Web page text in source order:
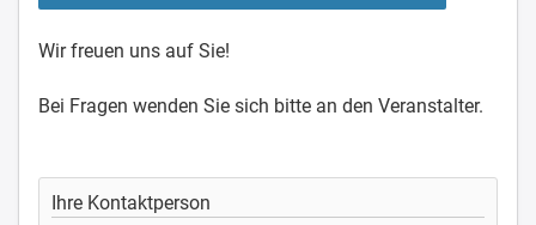
Wir freuen uns auf Sie!
Bei Fragen wenden Sie sich bitte an den Veranstalter.
Ihre Kontaktperson